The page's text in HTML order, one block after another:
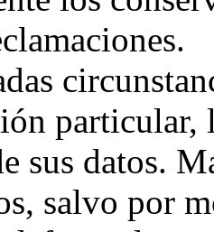
particular,
sus datos.
salvo por